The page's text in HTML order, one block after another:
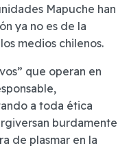
Mapuche han
ya no es de la
medios chilenos.
que operan en
a toda ética
burdamente
de plasmar en la